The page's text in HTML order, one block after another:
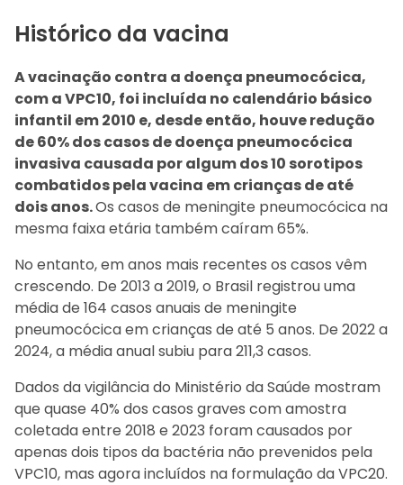
Histórico da vacina
A vacinação contra a doença pneumocócica,
com a VPC10, foi incluída no calendário básico
infantil em 2010 e, desde então, houve redução
de 60% dos casos de doença pneumocócica
invasiva causada por algum dos 10 sorotipos
combatidos pela vacina em crianças de até
dois anos.Os casos de meningite pneumocócica na
mesma faixa etária também caíram 65%.
No entanto, em anos mais recentes os casos vêm
crescendo. De 2013 a 2019, o Brasil registrou uma
média de 164 casos anuais de meningite
pneumocócica em crianças de até 5 anos. De 2022 a
2024, a média anual subiu para 211,3 casos.
Dados da vigilância do Ministério da Saúde mostram
que quase 40% dos casos graves com amostra
coletada entre 2018 e 2023 foram causados por
apenas dois tipos da bactéria não prevenidos pela
VPC10, mas agora incluídos na formulação da VPC20.